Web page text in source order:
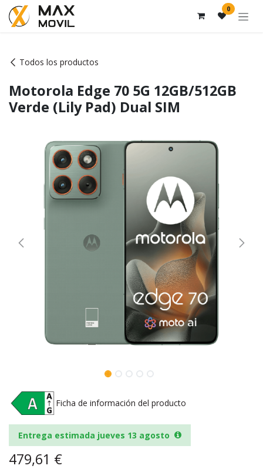
Ir al contenido 0
Todos los productos
Motorola Edge 70 5G 12GB/512GB
Verde (Lily Pad) Dual SIM
Ficha de información del producto
Entrega estimada jueves 13 agosto
479,61 €